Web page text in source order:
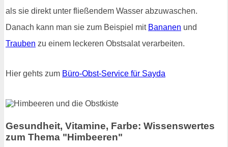
als sie direkt unter fließendem Wasser abzuwaschen.
Danach kann man sie zum Beispiel mit Bananen und
Trauben zu einem leckeren Obstsalat verarbeiten.
Hier gehts zum Büro-Obst-Service für Sayda
Gesundheit, Vitamine, Farbe: Wissenswertes
zum Thema "Himbeeren"